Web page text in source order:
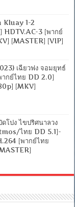
Kluay 1-2
HDTV.AC-3 [พากย์
[MASTER] [VIP]
เฉียวฟง จอมยุทธ์
ากย์ไทย DD 2.0]
[MKV]
โปง ไขปริศนาลวง
ไทย DD 5.1]-
[พากย์ไทย